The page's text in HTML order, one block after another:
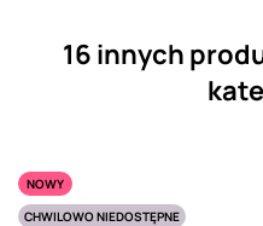
16 innych
NOWY
CHWILOWO NIEDOSTĘPNE